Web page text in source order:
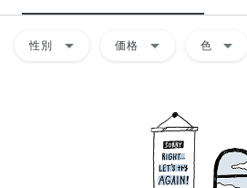
性別 arrow_drop_down 価格 arrow_drop_down 色 arrow_drop_down